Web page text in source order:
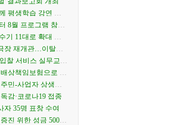
평생학습 강연 연
8월 프로그램 참여
기 11대로 확대 운
장 재개관…이탈리
투란도트'
찰 서비스 실무교
상책임보험으로 생
민-사업자 상생안
감·코로나19 접종
자 35명 표창 수여
진 위한 성금 500만